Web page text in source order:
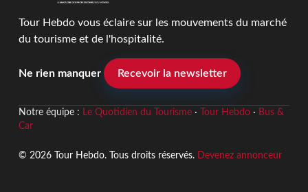
Tour Hebdo vous éclaire sur les mouvements du marché
du tourisme et de l'hospitalité.
Ne rien manquer Recevoir la newsletter
Notre équipe : Le Quotidien du Tourisme· Tour Hebdo· Bus &
Car
© 2026 Tour Hebdo. Tous droits réservés. Devenez annonceur